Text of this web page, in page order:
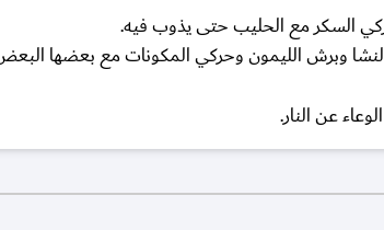
السكر مع الحليب حتى يذوب فيه.
وبرش الليمون وحركي المكونات مع بعضها
عن النار.